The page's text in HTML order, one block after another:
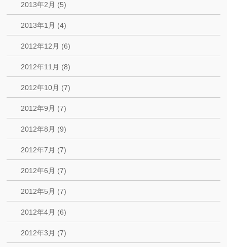
2013年2月 (5)
2013年1月 (4)
2012年12月 (6)
2012年11月 (8)
2012年10月 (7)
2012年9月 (7)
2012年8月 (9)
2012年7月 (7)
2012年6月 (7)
2012年5月 (7)
2012年4月 (6)
2012年3月 (7)